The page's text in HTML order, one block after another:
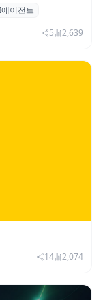
창헌 영입…
화
이전트
5 2,639
억·영업
14 2,074